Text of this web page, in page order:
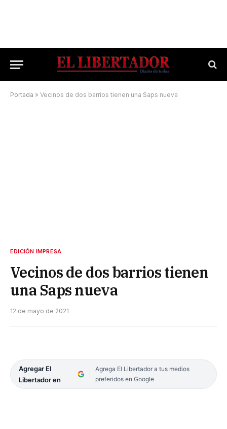
Portada » Vecinos de dos barrios tienen una Saps nueva
EDICIÓN IMPRESA
Vecinos de dos barrios tienen
una Saps nueva
12 de mayo de 2021
Agregar El
Libertador en
Agrega El Libertador a tus medios
preferidos en Google